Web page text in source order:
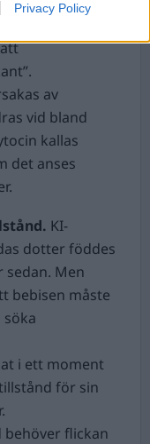
Privacy Policy
av
vid bland
kallas
det anses
KI-
dotter föddes
sedan. Men
bebisen måste
i ett moment
för sin
flickan